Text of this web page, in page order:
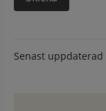
Senast uppdaterad